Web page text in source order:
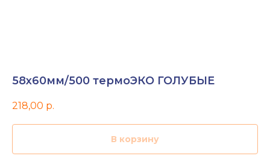
58х60мм/500 термоЭКО ГОЛУБЫЕ
218,00 р.
В корзину